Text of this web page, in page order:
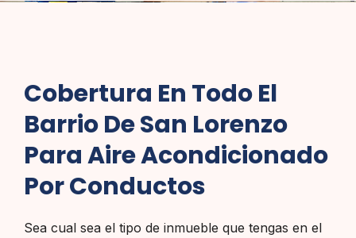
Cobertura En Todo El
Barrio De San Lorenzo
Para Aire Acondicionado
Por Conductos
Sea cual sea el tipo de inmueble que tengas en el